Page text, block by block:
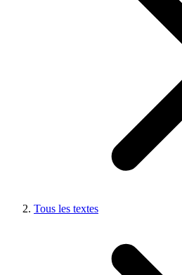
Tous les textes